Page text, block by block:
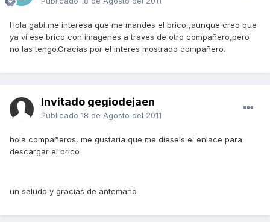
Hola gabi,me interesa que me mandes el brico,,aunque creo que
ya vi ese brico con imagenes a traves de otro compañero,pero
no las tengo.Gracias por el interes mostrado compañero.
Invitado gegiodejaen
Publicado 18 de Agosto del 2011
hola compañeros, me gustaria que me dieseis el enlace para
descargar el brico
un saludo y gracias de antemano